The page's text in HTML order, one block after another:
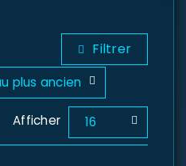
Filtrer
plus ancien
Afficher 16